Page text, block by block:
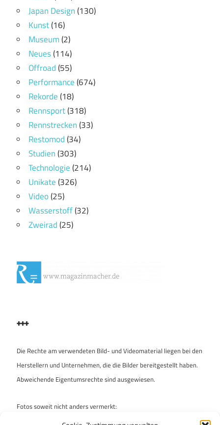
Japan Design(130)
Kunst(16)
Museum(2)
Neues(114)
Offroad(55)
Performance(674)
Rekorde(18)
Rennsport(318)
Rennstrecken(33)
Restomod(34)
Studien(303)
Technologie(214)
Unikate(326)
Video(25)
Wasserstoff(32)
Zweirad(25)
+++
Die Rechte am verwendeten Bild- und Videomaterial liegen bei den
Herstellern und Unternehmen, die die Bilder bereitgestellt haben.
Abweichende Eigentumsrechte sind ausgewiesen.
Fotos soweit nicht anders vermerkt:
Archiv „enzo & ferdinand“